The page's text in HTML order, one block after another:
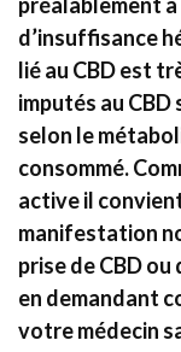
d’insuffisance
lié au CBD est
imputés au
selon le
consommé.
active il
manifestation
prise de CBD
en demandant
votre médecin